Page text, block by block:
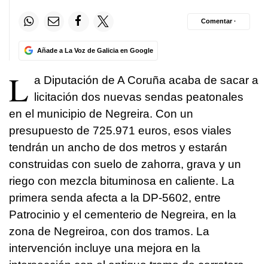
Añade a La Voz de Galicia en Google
Comentar ·
L a Diputación de A Coruña acaba de sacar a
licitación dos nuevas sendas peatonales
en el municipio de Negreira. Con un
presupuesto de 725.971 euros, esos viales
tendrán un ancho de dos metros y estarán
construidas con suelo de zahorra, grava y un
riego con mezcla bituminosa en caliente. La
primera senda afecta a la DP-5602, entre
Patrocinio y el cementerio de Negreira, en la
zona de Negreiroa, con dos tramos. La
intervención incluye una mejora en la